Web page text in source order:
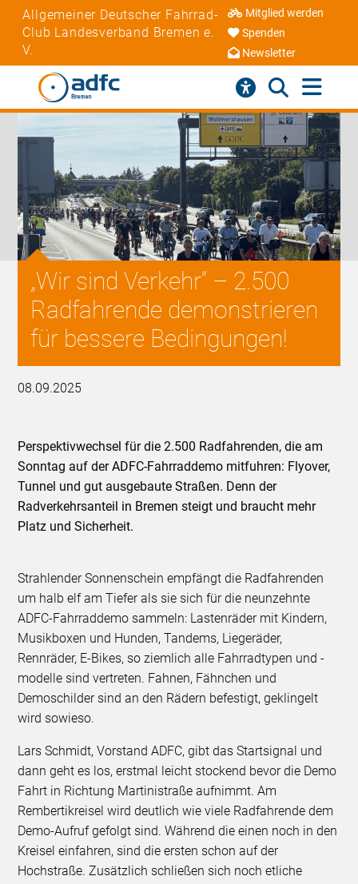
Allgemeiner Deutscher Fahrrad-
Club Landesverband Bremen e.
V.
Mitglied werden
Spenden
Newsletter
„Wir sind Verkehr“ – 2.500
Radfahrende demonstrieren
für bessere Bedingungen!
08.09.2025
Perspektivwechsel für die 2.500 Radfahrenden, die am
Sonntag auf der ADFC-Fahrraddemo mitfuhren: Flyover,
Tunnel und gut ausgebaute Straßen. Denn der
Radverkehrsanteil in Bremen steigt und braucht mehr
Platz und Sicherheit.
Strahlender Sonnenschein empfängt die Radfahrenden
um halb elf am Tiefer als sie sich für die neunzehnte
ADFC-Fahrraddemo sammeln: Lastenräder mit Kindern,
Musikboxen und Hunden, Tandems, Liegeräder,
Rennräder, E-Bikes, so ziemlich alle Fahrradtypen und -
modelle sind vertreten. Fahnen, Fähnchen und
Demoschilder sind an den Rädern befestigt, geklingelt
wird sowieso.
Lars Schmidt, Vorstand ADFC, gibt das Startsignal und
dann geht es los, erstmal leicht stockend bevor die Demo
Fahrt in Richtung Martinistraße aufnimmt. Am
Rembertikreisel wird deutlich wie viele Radfahrende dem
Demo-Aufruf gefolgt sind. Während die einen noch in den
Kreisel einfahren, sind die ersten schon auf der
Hochstraße. Zusätzlich schließen sich noch etliche